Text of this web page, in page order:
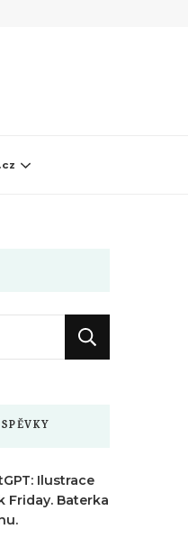
Ilustrace
Friday. Baterka